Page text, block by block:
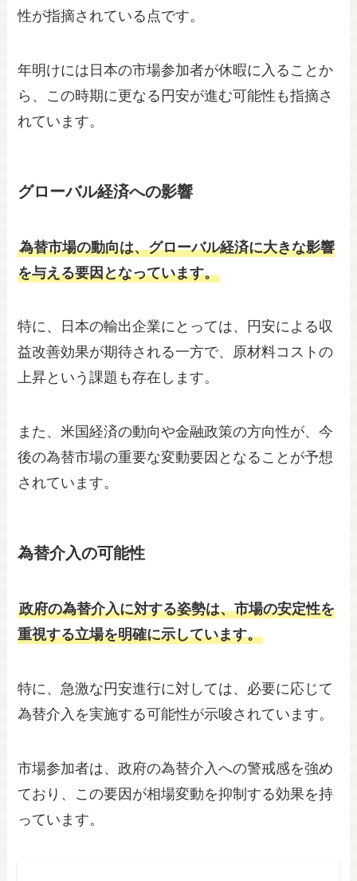
性が指摘されている点です。
年明けには日本の市場参加者が休暇に入ることか
ら、この時期に更なる円安が進む可能性も指摘さ
れています。
グローバル経済への影響
為替市場の動向は、グローバル経済に大きな影響
を与える要因となっています。
特に、日本の輸出企業にとっては、円安による収
益改善効果が期待される一方で、原材料コストの
上昇という課題も存在します。
また、米国経済の動向や金融政策の方向性が、今
後の為替市場の重要な変動要因となることが予想
されています。
為替介入の可能性
政府の為替介入に対する姿勢は、市場の安定性を
重視する立場を明確に示しています。
特に、急激な円安進行に対しては、必要に応じて
為替介入を実施する可能性が示唆されています。
市場参加者は、政府の為替介入への警戒感を強め
ており、この要因が相場変動を抑制する効果を持
っています。